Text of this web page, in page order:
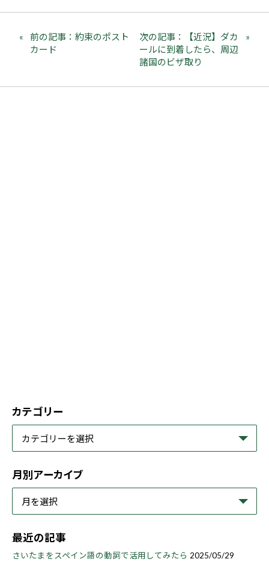
前の記事：約束のポスト
カード
次の記事：【近況】ダカ
ールに到着したら、周辺
諸国のビザ取り
カテゴリー
月別アーカイブ
最近の記事
さいたまをスペイン語の動詞で活用してみたら 2025/05/29